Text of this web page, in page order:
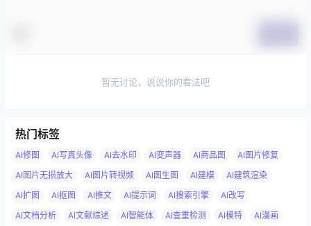
暂无讨论，说说你的看法吧
热门标签
AI修图 AI写真头像 AI去水印 AI变声器 AI商品图
AI图片修复
AI图片无损放大
AI图片转视频 AI图生图 AI建模
AI建筑渲染
AI扩图
AI抠图 AI推文 AI提示词 AI搜索引擎
AI改写
AI文档分析
AI文献综述 AI智能体 AI查重检测 AI模特
AI漫画